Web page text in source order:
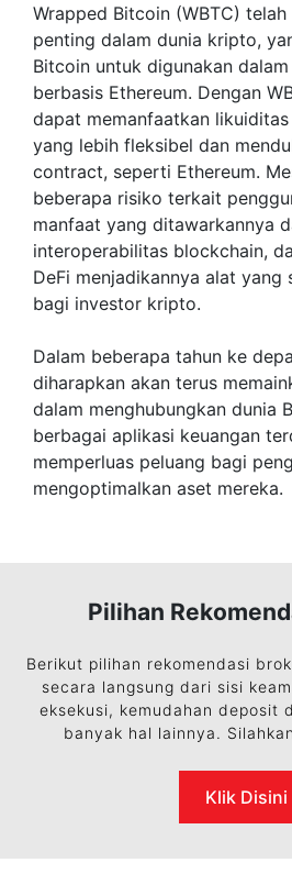
Wrapped Bitcoin (WBTC)
penting dalam dunia kripto,
Bitcoin untuk digunakan
berbasis Ethereum. Dengan
dapat memanfaatkan
yang lebih fleksibel dan
contract, seperti Ethereum.
beberapa risiko terkait
manfaat yang ditawarkannya
interoperabilitas blockchain,
DeFi menjadikannya alat yang
bagi investor kripto.
Dalam beberapa tahun ke
diharapkan akan terus
dalam menghubungkan dunia
berbagai aplikasi keuangan
memperluas peluang bagi
mengoptimalkan aset mereka.
Pilihan
Berikut pilihan rekomendasi
secara langsung dari sisi
eksekusi, kemudahan deposit
banyak hal lainnya.
Klik Disini